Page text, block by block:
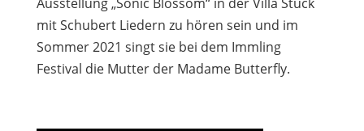
mit Schubert Liedern zu hören sein und im
Sommer 2021 singt sie bei dem Immling
Festival die Mutter der Madame Butterfly.